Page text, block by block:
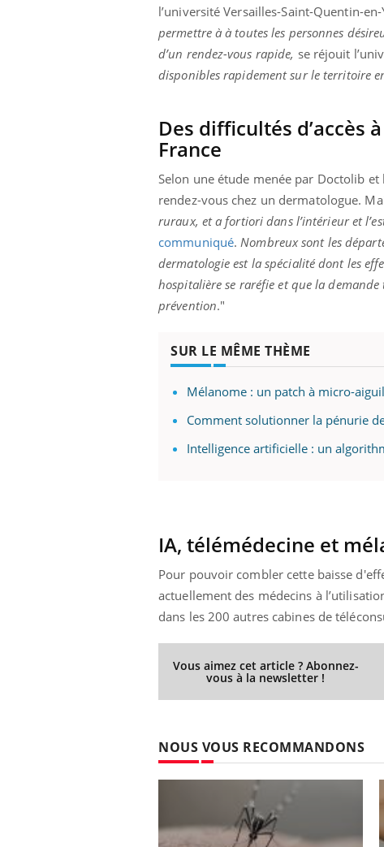
l’université Versailles-Saint-Quentin-
permettre à à toutes les personnes
d’un rendez-vous rapide, se réjouit
disponibles rapidement sur le territoire
Des difficultés d’accès
France
Selon une étude menée par Doctolib
rendez-vous chez un dermatologue.
ruraux, et a fortiori dans l’intérieur et
communiqué.Nombreux sont les
dermatologie est la spécialité dont les
hospitalière se raréfie et que la
prévention."
SUR LE MÊME THÈME
Mélanome : un patch à micro-
Comment solutionner la pénurie
Intelligence artificielle : un
IA, télémédecine et
Pour pouvoir combler cette baisse
actuellement des médecins à
dans les 200 autres cabines de
Vous aimez cet article ? Abonnez-
vous à la newsletter !
NOUS VOUS RECOMMANDONS
Diabète & Ramadan 2026 Youtube
Le Ramadan approche, et, pour de
diabète, c'est une période de questions, de
Un «
Un
santé :